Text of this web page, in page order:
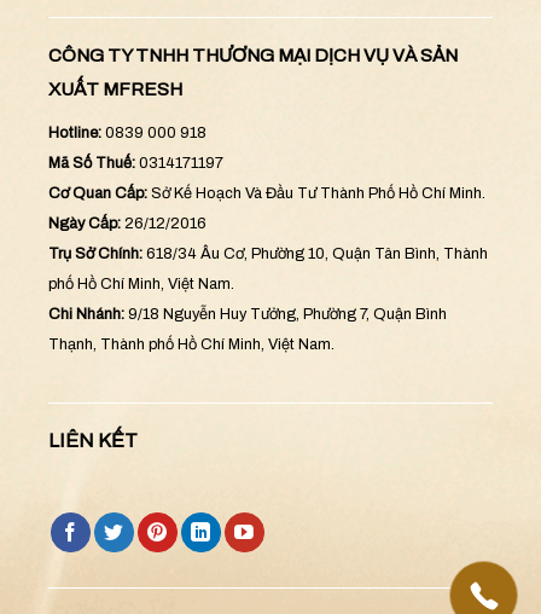
CÔNG TY TNHH THƯƠNG MẠI DỊCH VỤ VÀ SẢN
XUẤT MFRESH
Hotline: 0839 000 918
Mã Số Thuế: 0314171197
Cơ Quan Cấp: Sở Kế Hoạch Và Đầu Tư Thành Phố Hồ Chí Minh.
Ngày Cấp: 26/12/2016
Trụ Sở Chính: 618/34 Âu Cơ, Phường 10, Quận Tân Bình, Thành
phố Hồ Chí Minh, Việt Nam.
Chi Nhánh: 9/18 Nguyễn Huy Tưởng, Phường 7, Quận Bình
Thạnh, Thành phố Hồ Chí Minh, Việt Nam.
LIÊN KẾT